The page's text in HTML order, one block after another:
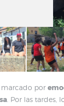
por
. Por las tardes,